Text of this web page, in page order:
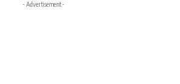
- Advertisement -